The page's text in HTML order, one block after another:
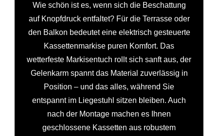
Wie schön ist es, wenn sich die Beschattung
auf Knopfdruck entfaltet? Für die Terrasse oder
den Balkon bedeutet eine elektrisch gesteuerte
Kassettenmarkise puren Komfort. Das
wetterfeste Markisentuch rollt sich sanft aus, der
Gelenkarm spannt das Material zuverlässig in
Position – und das alles, während Sie
entspannt im Liegestuhl sitzen bleiben. Auch
nach der Montage machen es Ihnen
geschlossene Kassetten aus robustem